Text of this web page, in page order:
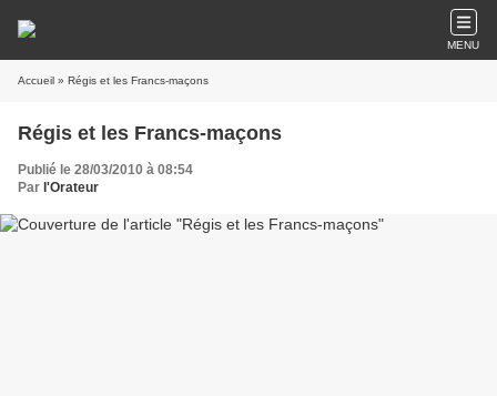
MENU
Accueil » Régis et les Francs-maçons
Régis et les Francs-maçons
Publié le 28/03/2010 à 08:54
Par l'Orateur